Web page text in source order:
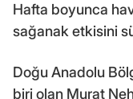
Hafta boyunca
sağanak etkisini
Doğu Anadolu
biri olan Murat